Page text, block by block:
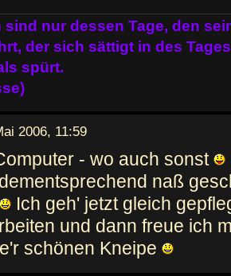
sind nur dessen Tage, den
der sich sättigt in des
spürt.
2006, 11:59
- wo auch sonst
naß
Ich geh' jetzt gleich
und dann freue ich
schönen Kneipe